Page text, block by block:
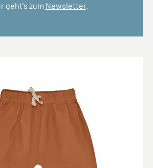
geht's zum Newsletter.